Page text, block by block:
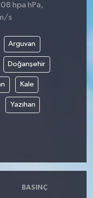
hpa hPa,
s
Arguvan
Doğanşehir
Kale
Yazıhan
BASINÇ